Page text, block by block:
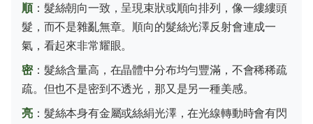
順：髮絲朝向一致，呈現束狀或順向排列，像一縷縷頭
髮，而不是雜亂無章。順向的髮絲光澤反射會連成一
氣，看起來非常耀眼。
密：髮絲含量高，在晶體中分布均勻豐滿，不會稀稀疏
疏。但也不是密到不透光，那又是另一種美感。
亮：髮絲本身有金屬或絲絹光澤，在光線轉動時會有閃